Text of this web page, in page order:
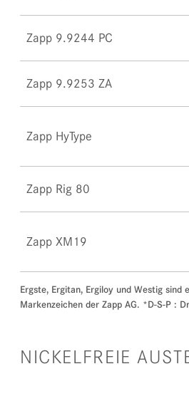
Zapp 9.9244 PC
Zapp 9.9253 ZA
Zapp HyType
Zapp Rig 80
Zapp XM19
Ergste, Ergitan, Ergiloy und Westig sind
Markenzeichen der Zapp AG. *D-S-P :
NICKELFREIE